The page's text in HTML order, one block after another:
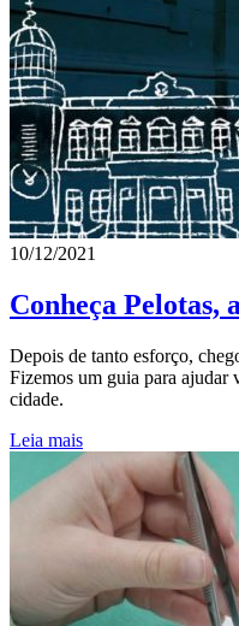
10/12/2021
Conheça Pelotas,
Depois de tanto esforço,
Fizemos um guia para ajudar
cidade.
Leia mais